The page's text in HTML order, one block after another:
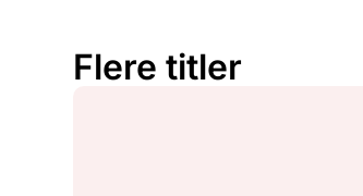
Flere titler